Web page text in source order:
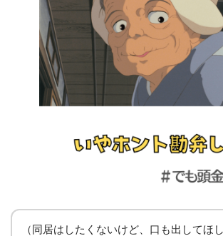
（同居はしたくないけど、口も出してほし